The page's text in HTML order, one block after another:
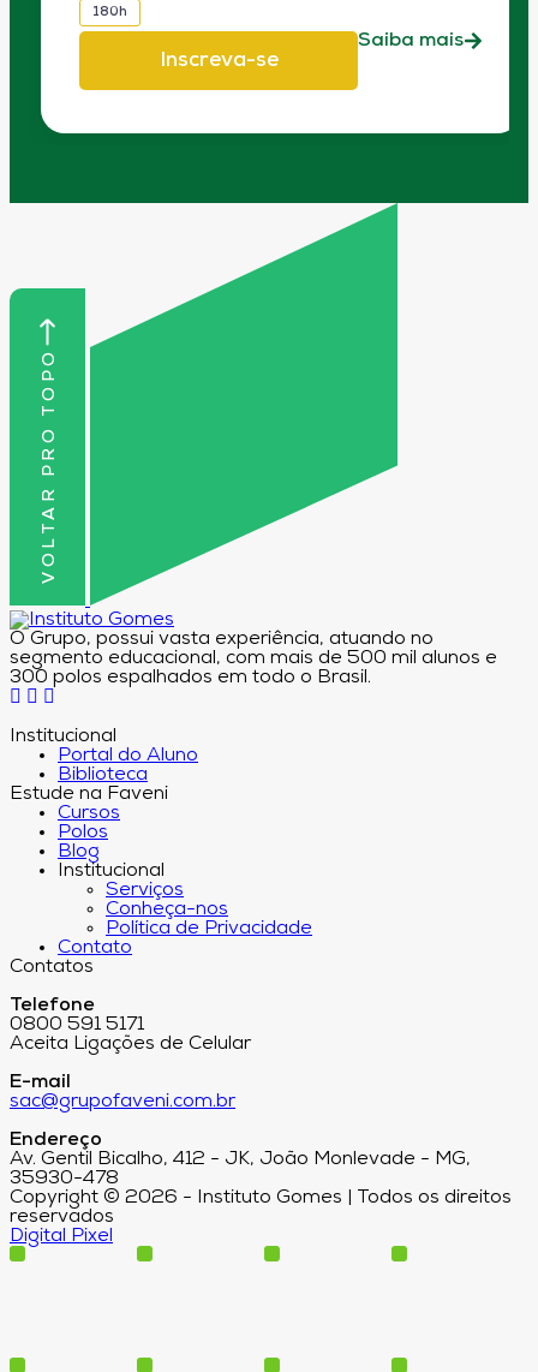
180h
Inscreva-se
Saiba mais
VOLTAR PRO TOPO
O Grupo, possui vasta experiência, atuando no
segmento educacional, com mais de 500 mil alunos e
300 polos espalhados em todo o Brasil.
Institucional
Portal do Aluno
Biblioteca
Estude na Faveni
Cursos
Polos
Blog
Institucional
Serviços
Conheça-nos
Política de Privacidade
Contato
Contatos
Telefone
0800 591 5171
Aceita Ligações de Celular
E-mail
sac@grupofaveni.com.br
Endereço
Av. Gentil Bicalho, 412 - JK, João Monlevade - MG,
35930-478
Copyright © 2026 - Instituto Gomes | Todos os direitos
reservados
Digital Pixel